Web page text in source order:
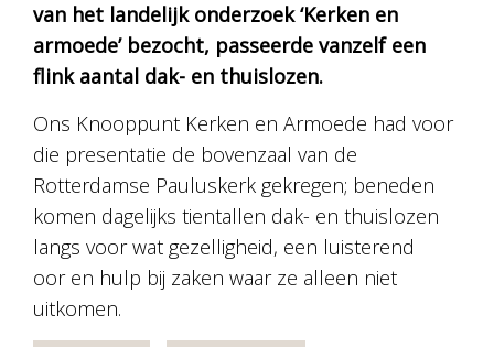
van het landelijk onderzoek ‘Kerken en
armoede’ bezocht, passeerde vanzelf een
flink aantal dak- en thuislozen.
Ons Knooppunt Kerken en Armoede had voor
die presentatie de bovenzaal van de
Rotterdamse Pauluskerk gekregen; beneden
komen dagelijks tientallen dak- en thuislozen
langs voor wat gezelligheid, een luisterend
oor en hulp bij zaken waar ze alleen niet
uitkomen.